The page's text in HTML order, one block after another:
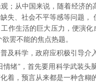
；从中国来说，随着经济
失、社会不平等感等问题
作生活的巨大压力，便演
罢不能的焦点热题。
科学，政府应积极引导介
绪”，首先要用科学武装头
着，预言从来都是一种含糊